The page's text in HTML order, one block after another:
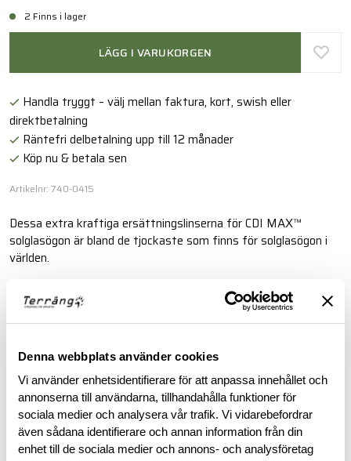
Denna webbplats använder cookies
Vi använder enhetsidentifierare för att anpassa innehållet och
annonserna till användarna, tillhandahålla funktioner för
sociala medier och analysera vår trafik. Vi vidarebefordrar
även sådana identifierare och annan information från din
enhet till de sociala medier och annons- och analysföretag
2 Finns i lager
LÄGG I VARUKORGEN
Handla tryggt – välj mellan faktura, kort, swish eller
direktbetalning
Räntefri delbetalning upp till 12 månader
Köp nu & betala sen
Artikelnr: 740-0415
Dessa extra kraftiga ersättningslinserna för CDI MAX™
solglasögon är bland de tjockaste som finns för solglasögon i
världen.
BESKRIVNING
RECENSIONER
OM VARUMÄRKET